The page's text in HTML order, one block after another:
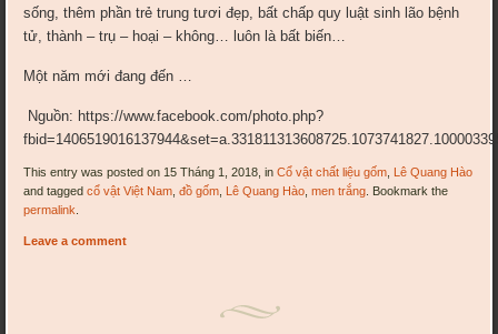
sống, thêm phần trẻ trung tươi đẹp, bất chấp quy luật sinh lão bệnh
tử, thành – trụ – hoại – không… luôn là bất biến…
Một năm mới đang đến …
Nguồn: https://www.facebook.com/photo.php?
This entry was posted on 15 Tháng 1, 2018, inCổ vật chất liệu gốm
Lê Quang Hào
and taggedcổ vật Việt Nam ,đồ gốm Lê Quang Hào ,men trắng . Bookmark the
permalink
Leave a comment